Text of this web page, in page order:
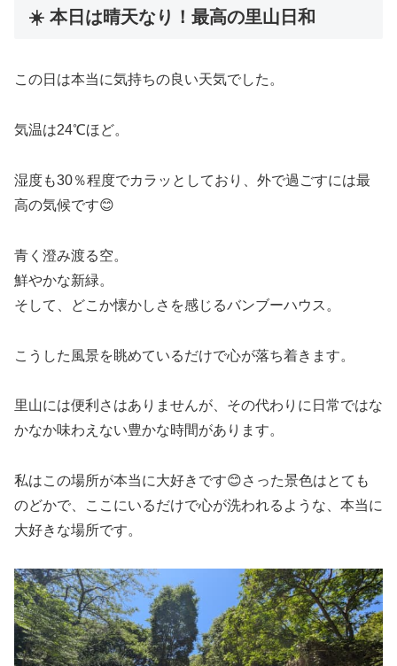
☀️ 本日は晴天なり！最高の里山日和
この日は本当に気持ちの良い天気でした。
気温は24℃ほど。
湿度も30％程度でカラッとしており、外で過ごすには最
高の気候です😊
青く澄み渡る空。
鮮やかな新緑。
そして、どこか懐かしさを感じるバンブーハウス。
こうした風景を眺めているだけで心が落ち着きます。
里山には便利さはありませんが、その代わりに日常ではな
かなか味わえない豊かな時間があります。
私はこの場所が本当に大好きです😊さった景色はとても
のどかで、ここにいるだけで心が洗われるような、本当に
大好きな場所です。